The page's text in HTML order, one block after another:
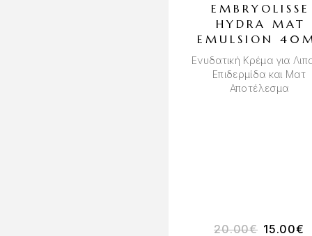
EMBRYOLISSE
HYDRA MAT
EMULSION
Ενυδατική Κρέμα για
Επιδερμίδα και Ματ
Αποτέλεσμα
20.00€ 15.00€